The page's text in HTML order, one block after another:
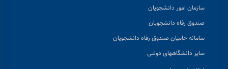
سازمان امور دانشجویان
صندوق رفاه دانشجویان
سامانه حامیان صندوق رفاه دانشجویان
سایر دانشگاههای دولتی